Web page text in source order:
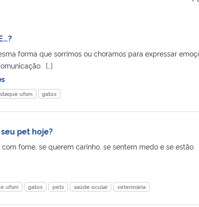
forma que sorrimos ou choramos para expressar
[…]
ufsm gatos
pet hoje?
fome, se querem carinho, se sentem medo e se estão
ufsm gatos pets saúde ocular veterinária